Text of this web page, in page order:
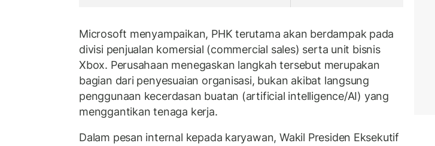
Microsoft menyampaikan, PHK terutama akan berdampak pada
divisi penjualan komersial (commercial sales) serta unit bisnis
Xbox. Perusahaan menegaskan langkah tersebut merupakan
bagian dari penyesuaian organisasi, bukan akibat langsung
penggunaan kecerdasan buatan (artificial intelligence/AI) yang
menggantikan tenaga kerja.
Dalam pesan internal kepada karyawan, Wakil Presiden Eksekutif